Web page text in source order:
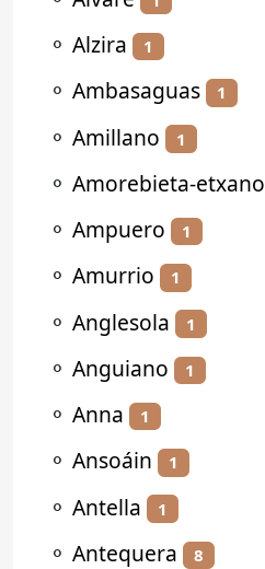
⚬ Alzira 1
⚬ Ambasaguas 1
⚬ Amillano 1
⚬ Amorebieta-etxano
⚬ Ampuero 1
⚬ Amurrio 1
⚬ Anglesola 1
⚬ Anguiano 1
⚬ Anna 1
⚬ Ansoáin 1
⚬ Antella 1
⚬ Antequera 8